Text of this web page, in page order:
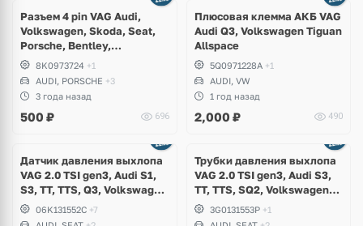
Разъем 4 pin VAG Audi,
Volkswagen, Skoda, Seat,
Porsche, Bentley,
Lamborghini
8K0973724 +1
AUDI, PORSCHE +3
3 года назад
500 ₽ 696
Плюсовая клемма АКБ VAG
Audi Q3, Volkswagen Tiguan
Allspace
5Q0971228A +1
AUDI, VW
1 год назад
2,000 ₽ 490
Датчик давления выхлопа
VAG 2.0 TSI gen3, Audi S1,
S3, TT, TTS, Q3, Volkswagen
Arteon, Golf 7.5 R, GTI,
Passat B8, Tiguan, T-Roc,
06K131552C +7
Трубки давления выхлопа
VAG 2.0 TSI gen3, Audi S3,
TT, TTS, SQ2, Volkswagen
Arteon, Golf 7.5 R, GTI,
Passat B8, T-Roc, Skoda
3G0131553P +1